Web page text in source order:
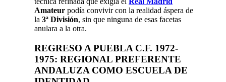
Amateur podía convivir con la realidad áspera de
la 3ª División, sin que ninguna de esas facetas
anulara a la otra.
REGRESO A PUEBLA C.F. 1972-
1975: REGIONAL PREFERENTE
ANDALUZA COMO ESCUELA DE